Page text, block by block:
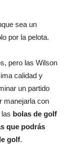
sea un
por la pelota.
pero las Wilson
calidad y
un partido
manejarla con
bolas de golf
que podrás
golf.